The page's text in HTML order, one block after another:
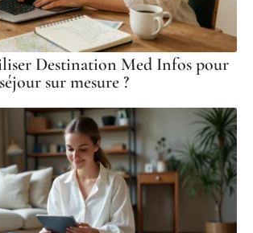
Destination Med Infos pour
sur mesure ?